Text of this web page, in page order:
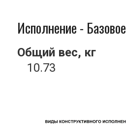
Исполнение - Базовое
Общий вес, кг
10.73